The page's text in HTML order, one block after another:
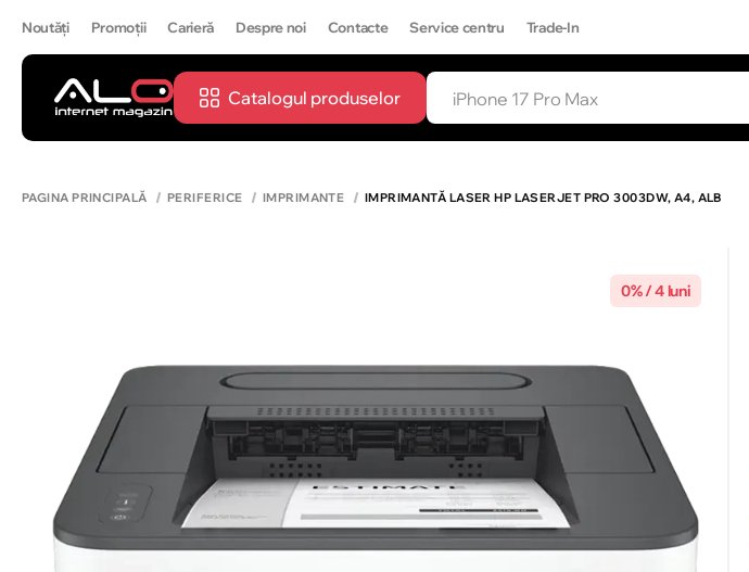
Noutăți Promoții Carieră Despre noi Contacte Service centru Trade-In
Catalogul produselor
PAGINA PRINCIPALĂ PERIFERICE IMPRIMANTE IMPRIMANTĂ LASER HP LASERJET PRO 3003DW, A4, ALB
0% / 4 luni